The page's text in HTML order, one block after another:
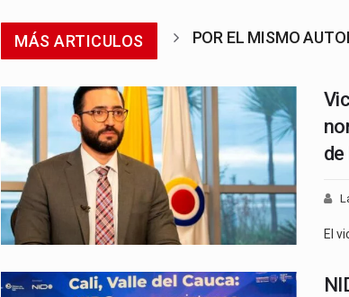
MÁS ARTICULOS POR EL MISMO
El